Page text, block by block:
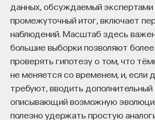
данных, обсуждаемый экспертами
промежуточный итог, включает
наблюдений. Масштаб здесь
большие выборки позволяют
проверять гипотезу о том, что
не меняется со временем, и, если
требуют, вводить дополнительный
описывающий возможную
полезно удержать простую
и индивидуальные консультации,
как развить необходимые навыки.
запущена серия спецпроектов,
о разных индустриях и их
Если у вас есть STEM-
в исследовательской сфере —
выйти на глобальный уровень.
приблизить Четвёртую